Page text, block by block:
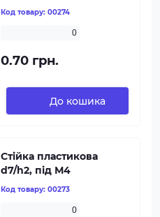
Код товару: 00274
0
0.70 грн.
До кошика
Стійка пластикова
d7/h2, під М4
Код товару: 00273
0